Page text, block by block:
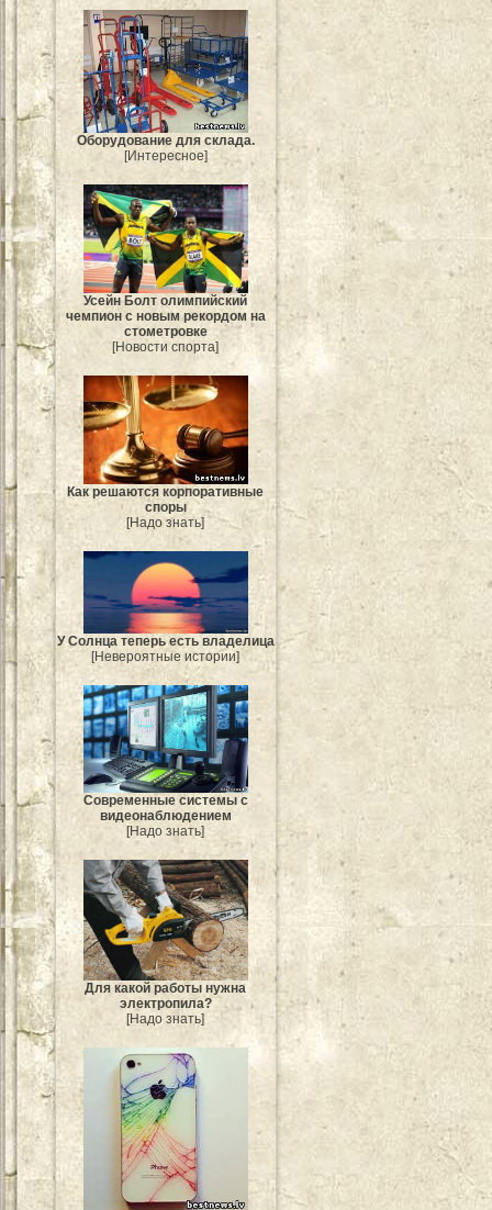
Оборудование для склада.
[Интересное]
Усейн Болт олимпийский
чемпион с новым рекордом на
стометровке
[Новости спорта]
Как решаются корпоративные
споры
[Надо знать]
У Солнца теперь есть владелица
[Невероятные истории]
Современные системы с
видеонаблюдением
[Надо знать]
Для какой работы нужна
электропила?
[Надо знать]